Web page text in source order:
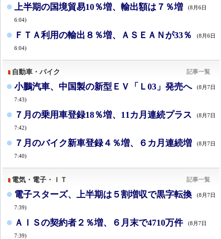
上半期の国境貿易10％増、輸出額は７％増 (8月6日
6:04)
ＦＴＡ利用の輸出８％増、ＡＳＥＡＮが33％ (8月6日
6:04)
自動車・バイク 記事一覧
小鵬汽車、中国製の新型ＥＶ「Ｌ03」発売へ (8月7日
7:43)
７月の乗用車登録18％増、11カ月連続プラス (8月7日
7:42)
７月のバイク新車登録４％増、６カ月連続増 (8月7日
7:40)
電気・電子・ＩＴ 記事一覧
電子スターズ、上半期は５割増収で黒字転換 (8月7日
7:39)
ＡＩＳの契約者２％増、６月末で4710万件 (8月7日
7:39)